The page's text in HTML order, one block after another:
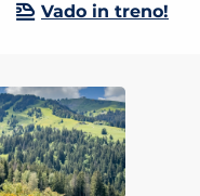
Vado in treno!